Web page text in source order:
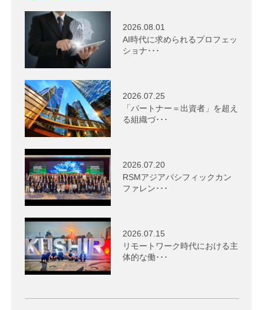
2026.08.01
AI時代に求められるプロフェッ
ショナ･･･
2026.07.25
「パートナー＝出資者」を超え
る組織づ･･･
2026.07.20
RSMアジアパシフィックカン
ファレン･･･
2026.07.15
リモートワーク時代における主
体的な働･･･